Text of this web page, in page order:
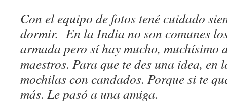
Con el equipo de fotos tené cuidado
dormir. En la India no son comunes
armada pero sí hay mucho, muchísimo
maestros. Para que te des una idea, en
mochilas con candados. Porque si te
más. Le pasó a una amiga.